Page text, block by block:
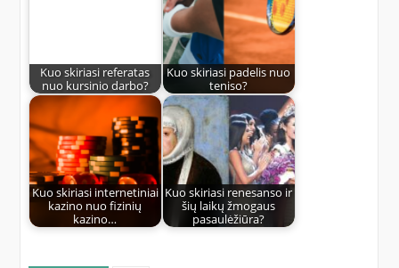
Kuo skiriasi referatas
nuo kursinio darbo?
Kuo skiriasi padelis nuo
teniso?
Kuo skiriasi internetiniai
kazino nuo fizinių
kazino…
Kuo skiriasi renesanso ir
šių laikų žmogaus
pasaulėžiūra?